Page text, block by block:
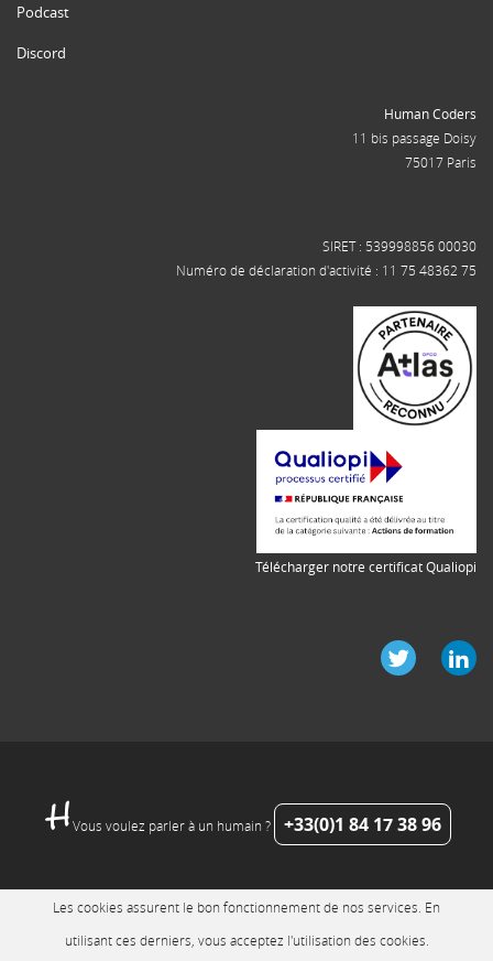
Podcast
Discord
Human Coders
11 bis passage Doisy
75017 Paris
SIRET : 539998856 00030
Numéro de déclaration d'activité : 11 75 48362 75
Télécharger notre certificat Qualiopi
Vous voulez parler à un humain ? +33(0)1 84 17 38 96
Les cookies assurent le bon fonctionnement de nos services. En
utilisant ces derniers, vous acceptez l'utilisation des cookies.